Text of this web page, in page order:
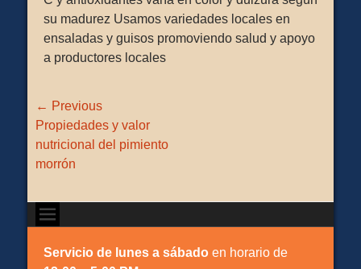
su madurez Usamos variedades locales en
ensaladas y guisos promoviendo salud y apoyo
a productores locales
Navegación
de
entradas
← Previous
Previous
post:
Propiedades y valor
nutricional del pimiento
morrón
Servicio de lunes a sábado en horario de